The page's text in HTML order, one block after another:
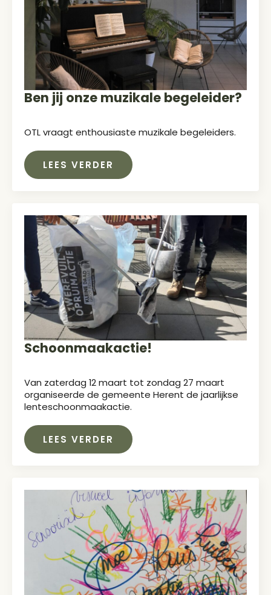
Ben jij onze muzikale begeleider?
OTL vraagt enthousiaste muzikale begeleiders.
LEES VERDER
Schoonmaakactie!
Van zaterdag 12 maart tot zondag 27 maart
organiseerde de gemeente Herent de jaarlijkse
lenteschoonmaakactie.
LEES VERDER